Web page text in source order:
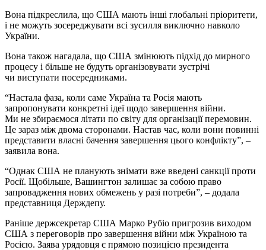
Вона підкреслила, що США мають інші глобальні пріоритети,
і не можуть зосереджувати всі зусилля виключно навколо
України.
Вона також нагадала, що США змінюють підхід до мирного
процесу і більше не будуть організовувати зустрічі
чи виступати посередниками.
“Настала фаза, коли саме Україна та Росія мають
запропонувати конкретні ідеї щодо завершення війни.
Ми не збираємося літати по світу для організації перемовин.
Це зараз між двома сторонами. Настав час, коли вони повинні
представити власні бачення завершення цього конфлікту”, –
заявила вона.
“Однак США не планують знімати вже введені санкції проти
Росії. Щобільше, Вашингтон залишає за собою право
запровадження нових обмежень у разі потреби”, – додала
представниця Держдепу.
Раніше держсекретар США Марко Рубіо пригрозив виходом
США з переговорів про завершення війни між Україною та
Росією. Заява урядовця є прямою позицією президента